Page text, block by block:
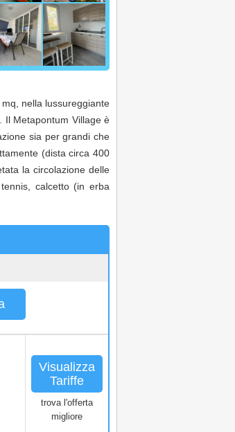
nella lussureggiante
. Il Metapontum Village è
sia per grandi che
(dista circa 400
la circolazione delle
calcetto (in erba
Visualizza
Tariffe
trova l'offerta
migliore